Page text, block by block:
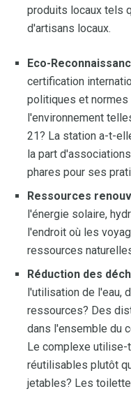
produits locaux tels
d'artisans locaux.
Eco-
certification
politiques et normes
l'environnement
21? La station a-t-
la part
phares pour ses
Ressources
l'énergie solaire,
l'endroit où les
ressources
Réduction des
l'utilisation de l'eau,
ressources? Des
dans l'ensemble du
Le complexe
réutilisables plutôt
jetables? Les